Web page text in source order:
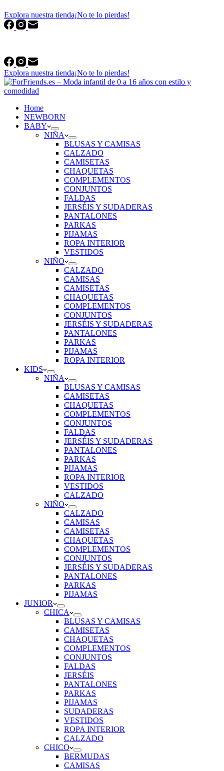
Explora nuestra tienda¡No te lo pierdas!
Explora nuestra tienda¡No te lo pierdas!
Home
NEWBORN
BABY
NIÑA
BLUSAS Y CAMISAS
CALZADO
CAMISETAS
CHAQUETAS
COMPLEMENTOS
CONJUNTOS
FALDAS
JERSÉIS Y SUDADERAS
PANTALONES
PARKAS
PIJAMAS
ROPA INTERIOR
VESTIDOS
NIÑO
CALZADO
CAMISAS
CAMISETAS
CHAQUETAS
COMPLEMENTOS
CONJUNTOS
JERSÉIS Y SUDADERAS
PANTALONES
PARKAS
PIJAMAS
ROPA INTERIOR
KIDS
NIÑA
BLUSAS Y CAMISAS
CAMISETAS
CHAQUETAS
COMPLEMENTOS
CONJUNTOS
FALDAS
JERSÉIS Y SUDADERAS
PANTALONES
PARKAS
PIJAMAS
ROPA INTERIOR
VESTIDOS
CALZADO
NIÑO
CALZADO
CAMISAS
CAMISETAS
CHAQUETAS
COMPLEMENTOS
CONJUNTOS
JERSÉIS Y SUDADERAS
PANTALONES
PARKAS
PIJAMAS
JUNIOR
CHICA
BLUSAS Y CAMISAS
CAMISETAS
CHAQUETAS
COMPLEMENTOS
CONJUNTOS
FALDAS
JERSÉIS
PANTALONES
PARKAS
PIJAMAS
SUDADERAS
VESTIDOS
ROPA INTERIOR
CALZADO
CHICO
BERMUDAS
CAMISAS